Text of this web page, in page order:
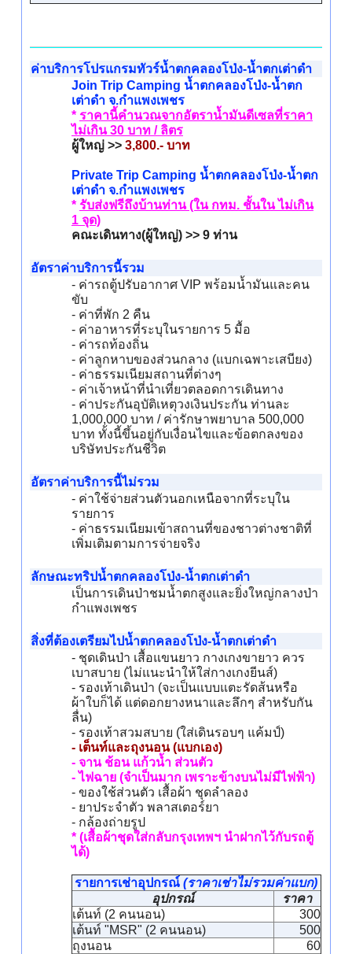
ค่าบริการโปรแกรมทัวร์น้ำตกคลองโป่ง-น้ำตกเต่าดำ
Join Trip Camping น้ำตกคลองโป่ง-น้ำตก
เต่าดำ จ.กำแพงเพชร
* ราคานี้คำนวณจากอัตราน้ำมันดีเซลที่ราคา
ไม่เกิน 30 บาท / ลิตร
ผู้ใหญ่ >> 3,800.- บาท
Private Trip Camping น้ำตกคลองโป่ง-น้ำตก
เต่าดำ จ.กำแพงเพชร
* รับส่งฟรีถึงบ้านท่าน (ใน กทม. ชั้นใน ไม่เกิน
1 จุด)
คณะเดินทาง(ผู้ใหญ่) >> 9 ท่าน
อัตราค่าบริการนี้รวม
- ค่ารถตู้ปรับอากาศ VIP พร้อมน้ำมันและคน
ขับ
- ค่าที่พัก 2 คืน
- ค่าอาหารที่ระบุในรายการ 5 มื้อ
- ค่ารถท้องถิ่น
- ค่าลูกหาบของส่วนกลาง (แบกเฉพาะเสบียง)
- ค่าธรรมเนียมสถานที่ต่างๆ
- ค่าเจ้าหน้าที่นำเที่ยวตลอดการเดินทาง
- ค่าประกันอุบัติเหตุวงเงินประกัน ท่านละ
1,000,000 บาท / ค่ารักษาพยาบาล 500,000
บาท ทั้งนี้ขึ้นอยู่กับเงื่อนไขและข้อตกลงของ
บริษัทประกันชีวิต
อัตราค่าบริการนี้ไม่รวม
- ค่าใช้จ่ายส่วนตัวนอกเหนือจากที่ระบุใน
รายการ
- ค่าธรรมเนียมเข้าสถานที่ของชาวต่างชาติที่
เพิ่มเติมตามการจ่ายจริง
ลักษณะทริปน้ำตกคลองโป่ง-น้ำตกเต่าดำ
เป็นการเดินป่าชมน้ำตกสูงและยิ่งใหญ่กลางป่า
กำแพงเพชร
สิ่งที่ต้องเตรียมไปน้ำตกคลองโป่ง-น้ำตกเต่าดำ
- ชุดเดินป่า เสื้อแขนยาว กางเกงขายาว ควร
เบาสบาย (ไม่แนะนำให้ใส่กางเกงยีนส์)
- รองเท้าเดินป่า (จะเป็นแบบแตะรัดส้นหรือ
ผ้าใบก็ได้ แต่ดอกยางหนาและลึกๆ สำหรับกัน
ลื่น)
- รองเท้าสวมสบาย (ใส่เดินรอบๆ แค้มป์)
- เต็นท์และถุงนอน (แบกเอง)
- จาน ช้อน แก้วน้ำ ส่วนตัว
- ไฟฉาย (จำเป็นมาก เพราะข้างบนไม่มีไฟฟ้า)
- ของใช้ส่วนตัว เสื้อผ้า ชุดลำลอง
- ยาประจำตัว พลาสเตอร์ยา
- กล้องถ่ายรูป
* (เสื้อผ้าชุดใส่กลับกรุงเทพฯ นำฝากไว้กับรถตู้
ได้)
รายการเช่าอุปกรณ์(ราคาเช่าไม่รวมค่าแบก)
อุปกรณ์
ราคา
เต้นท์ (2 คนนอน)
300
เต้นท์ "MSR" (2 คนนอน)
500
ถุงนอน
60